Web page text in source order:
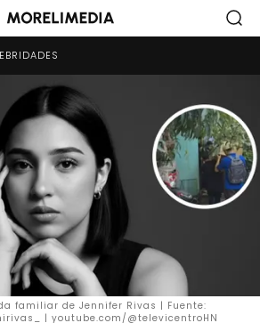
familiar de Jennifer Rivas | Fuente:
| youtube.com/@televicentroHN